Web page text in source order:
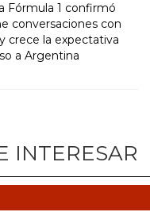
Fórmula 1 confirmó
conversaciones con
crece la expectativa
a Argentina
INTERESAR